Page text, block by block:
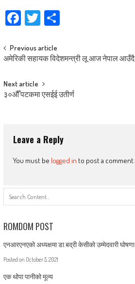
Facebook
TwitterShare
Post
navigation
Previous article
अमेरिकी सहायक विदेशमन्त्री लू आज नेपाल आउँदै
Next article
३०औँ पटकमा एसईई उतीर्ण
Leave a Reply
You must be logged in to post a comment.
ROMDOM POST
एनआरएनएको अध्यक्षमा डा.बद्री केसीको उम्मेदवारी घोषणा
Posted on October 5, 2021
एक थोपा पानीको मूल्य